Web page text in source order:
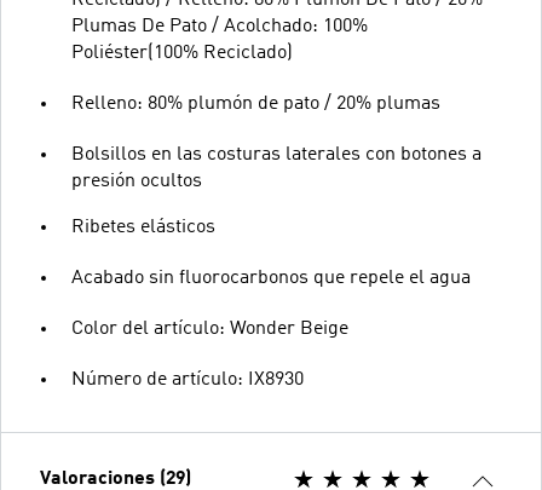
Plumas De Pato / Acolchado: 100%
Poliéster(100% Reciclado)
Relleno: 80% plumón de pato / 20% plumas
Bolsillos en las costuras laterales con botones a
presión ocultos
Ribetes elásticos
Acabado sin fluorocarbonos que repele el agua
Color del artículo: Wonder Beige
Número de artículo: IX8930
Valoraciones (29)